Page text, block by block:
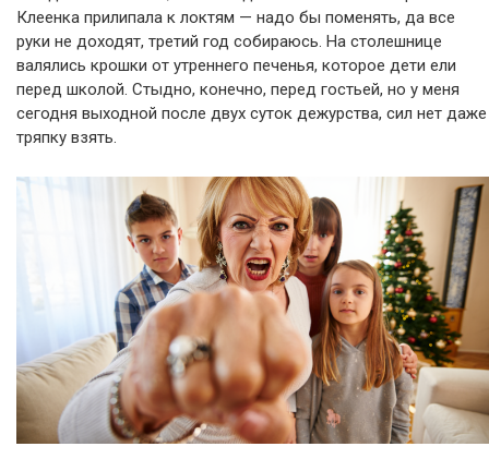
Клеенка прилипала к локтям — надо бы поменять, да все
руки не доходят, третий год собираюсь. На столешнице
валялись крошки от утреннего печенья, которое дети ели
перед школой. Стыдно, конечно, перед гостьей, но у меня
сегодня выходной после двух суток дежурства, сил нет даже
тряпку взять.